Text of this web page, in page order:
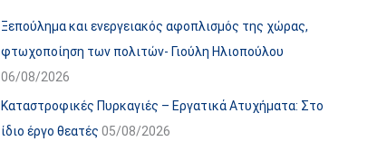
ρ
ή
σ
ρ
ρ
ω
Ξεπούλημα και ενεργειακός αφοπλισμός της χώρας,
φτωχοποίηση των πολιτών- Γιούλη Ηλιοπούλου
06/08/2026
Καταστροφικές Πυρκαγιές – Εργατικά Ατυχήματα: Στο
ίδιο έργο θεατές 05/08/2026